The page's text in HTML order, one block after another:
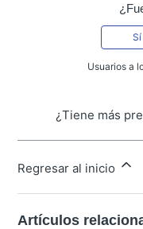
Sí
Usuarios a
¿Tiene más
Regresar al inicio
Artículos